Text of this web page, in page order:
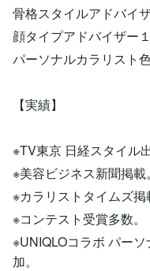
骨格スタイルアドバイ
顔タイプアドバイザー
パーソナルカラリスト
【実績】
※TV東京 日経スタイル出
※美容ビジネス新聞掲載。
※カラリストタイムズ掲
※コンテスト受賞多数。
※UNIQLOコラボ パー
加。